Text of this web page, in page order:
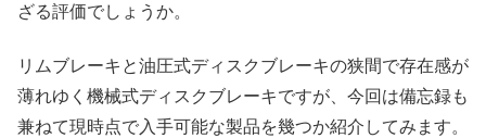
ざる評価でしょうか。
リムブレーキと油圧式ディスクブレーキの狭間で存在感が
薄れゆく機械式ディスクブレーキですが、今回は備忘録も
兼ねて現時点で入手可能な製品を幾つか紹介してみます。